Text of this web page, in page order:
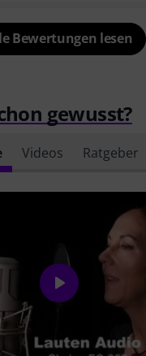
Bewertungen lesen
gewusst?
Videos Ratgeber